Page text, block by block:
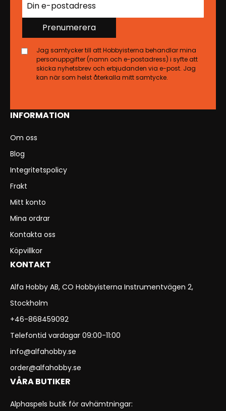
INFORMATION
Om oss
Blog
Integritetspolicy
Frakt
Mitt konto
Mina ordrar
Kontakta oss
Köpvillkor
KONTAKT
Alfa Hobby AB, CO Hobbyisterna Instrumentvägen 2,
Stockholm
+46-868459092
Telefontid vardagar 09:00-11:00
info@alfahobby.se
order@alfahobby.se
VÅRA BUTIKER
Alphaspels butik för avhämtningar:
Prenumerera
Jag samtycker till att Hobbyisterna behandlar mina
personuppgifter (namn och e-postadress) i syfte att
skicka nyhetsbrev och erbjudanden via e-post. Jag
kan när som helst återkalla mitt samtycke.